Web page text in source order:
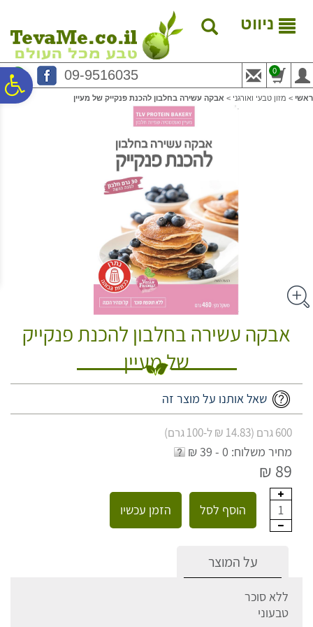
נגישות
המרכזי
ניווט
09-9516035 0
ראשי > מזון טבעי ואורגני > אבקה עשירה בחלבון להכנת פנקייק של מעיין
אבקה עשירה בחלבון להכנת פנקייק
של מעיין
שאל אותנו על מוצר זה
600 גרם (14.83 ₪ ל-100 גרם)
מחיר משלוח: 0 - 39 ₪
89 ₪
1 הוסף לסל הזמן עכשיו
על המוצר
ללא סוכר
טבעוני